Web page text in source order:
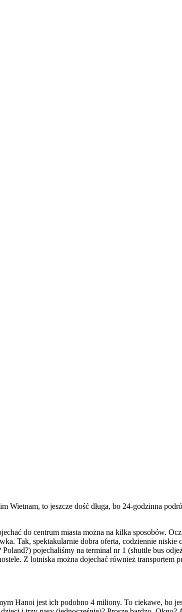
Wietnam, to jeszcze dość długa, bo 24-godzinna
do centrum miasta można na kilka sposobów.
Tak, spektakularnie dobra oferta, codziennie niskie
pojechaliśmy na terminal nr 1 (shuttle bus
Z lotniska można dojechać również transportem
Hanoi jest ich podobno 4 miliony. To ciekawe, bo